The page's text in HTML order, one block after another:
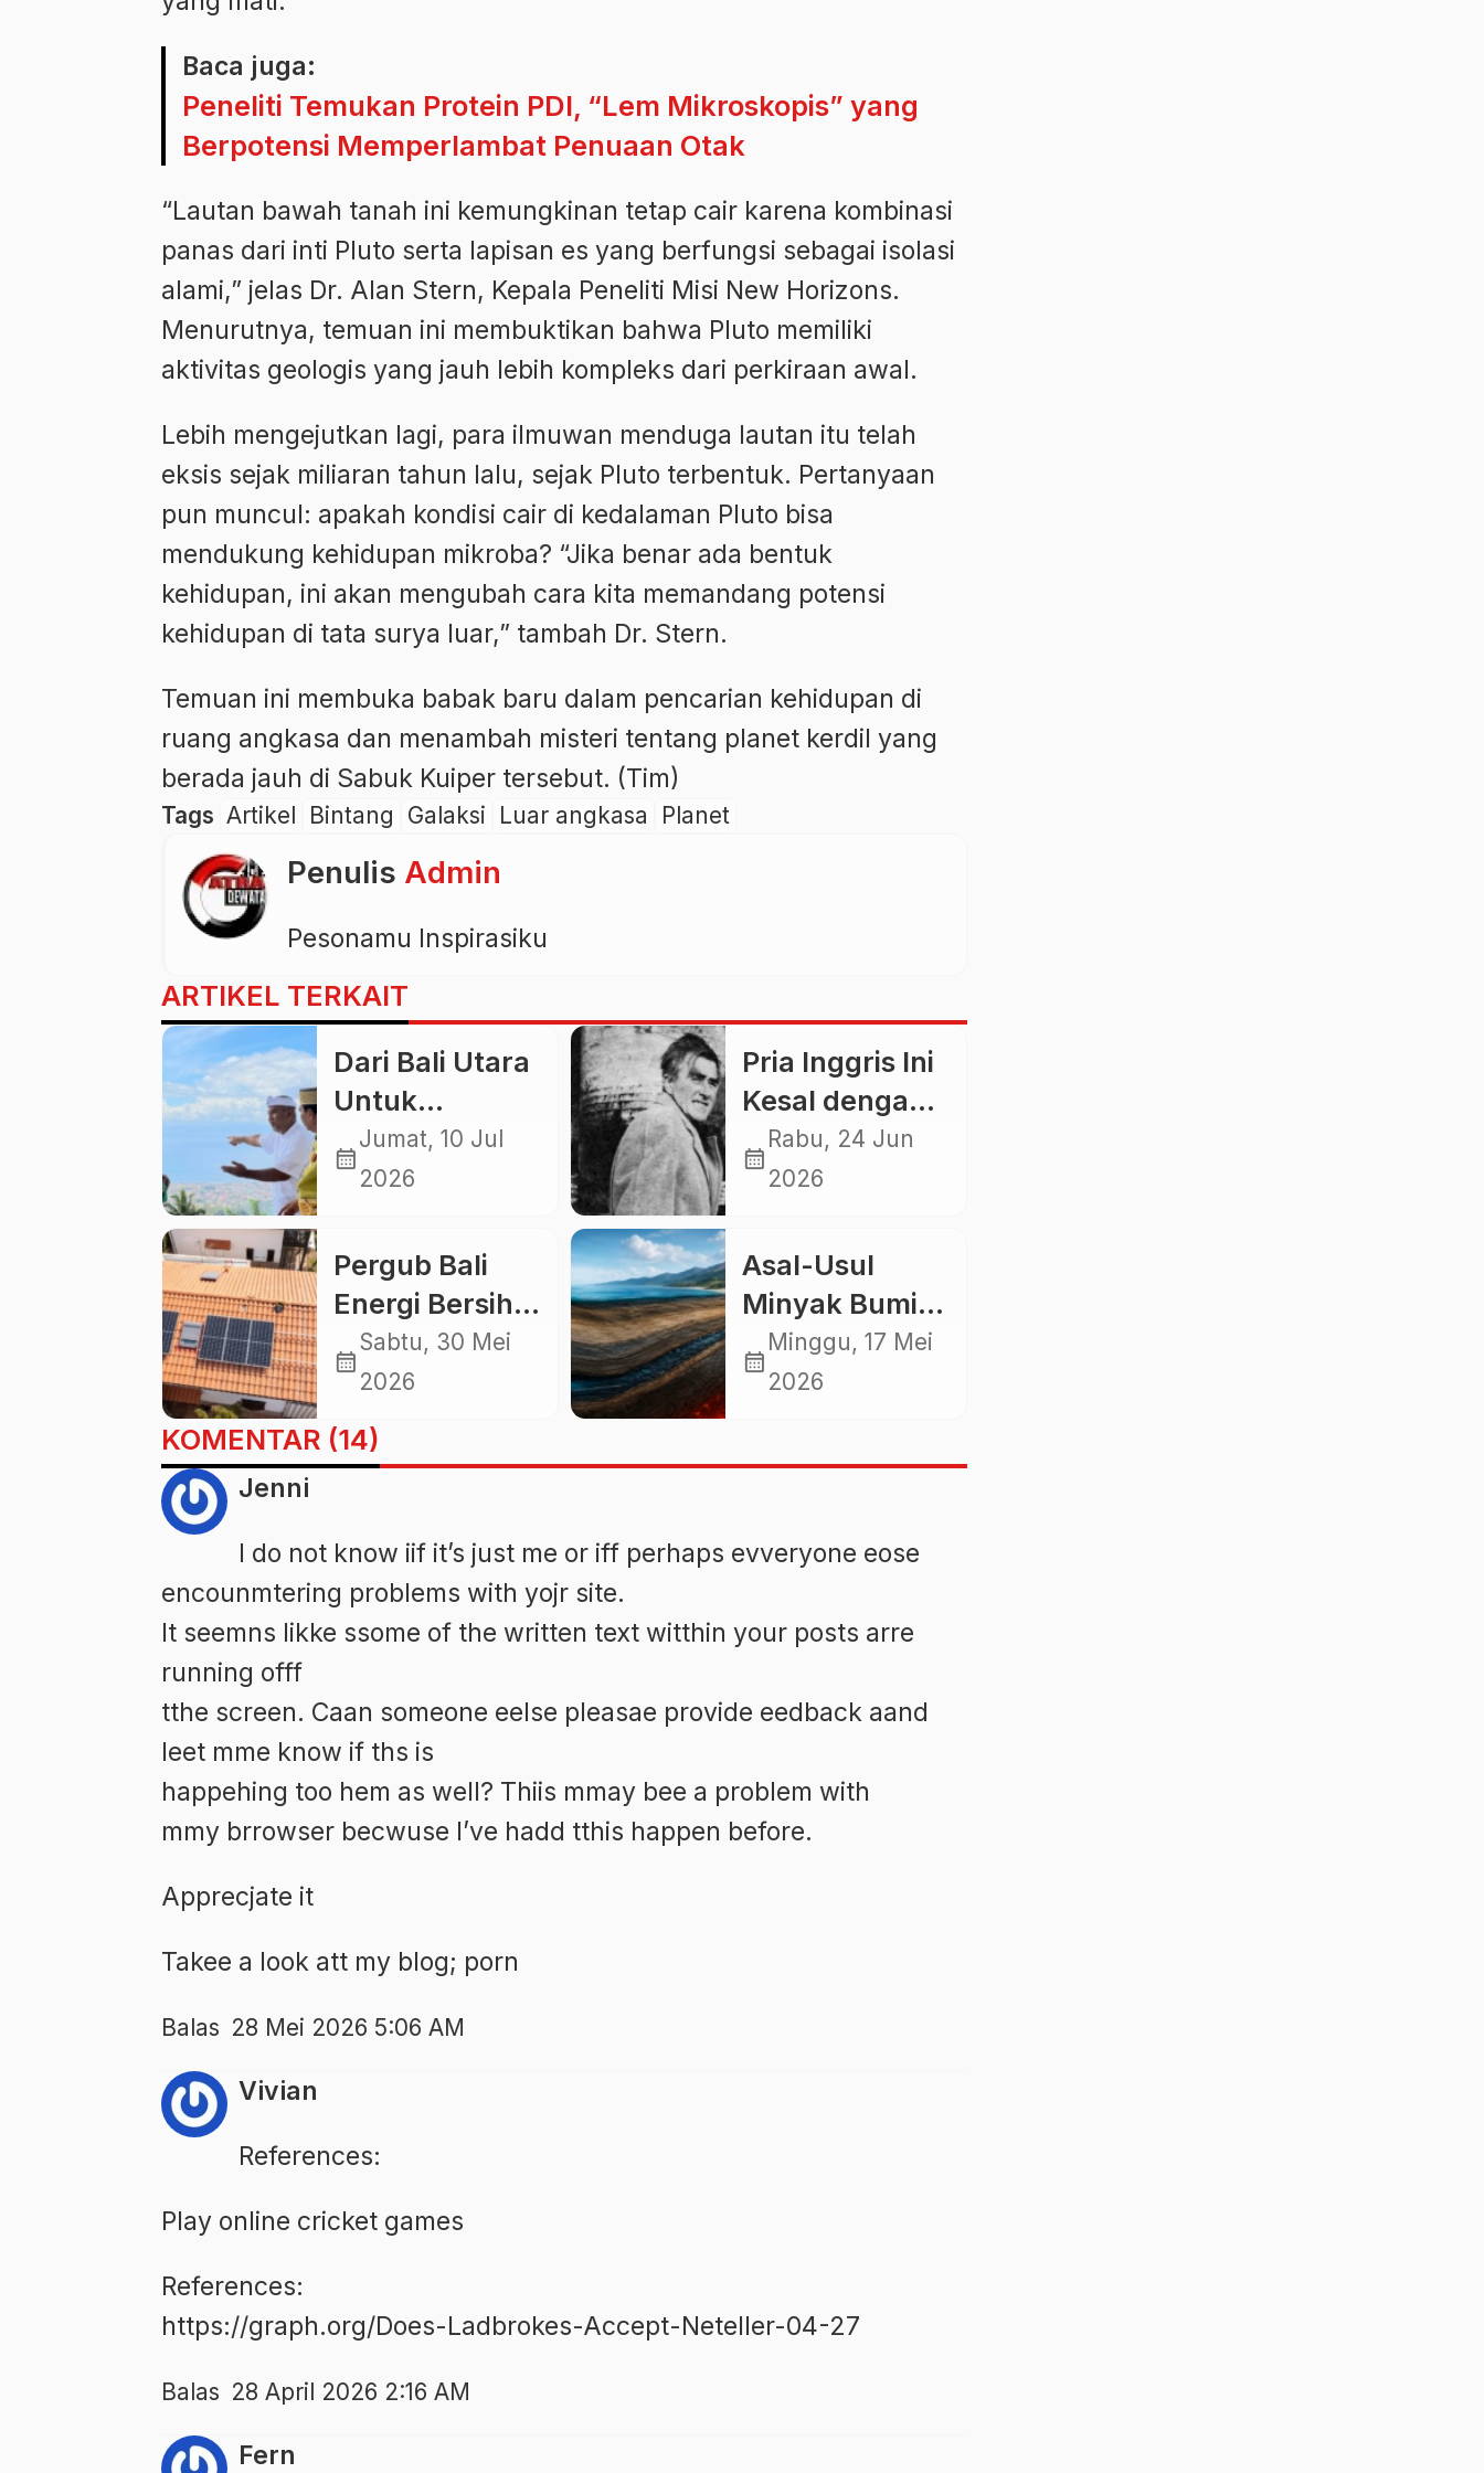
Baca juga:
Peneliti Temukan Protein PDI, “Lem Mikroskopis” yang
Berpotensi Memperlambat Penuaan Otak
“Lautan bawah tanah ini kemungkinan tetap cair karena kombinasi
panas dari inti Pluto serta lapisan es yang berfungsi sebagai isolasi
alami,” jelas Dr. Alan Stern, Kepala Peneliti Misi New Horizons.
Menurutnya, temuan ini membuktikan bahwa Pluto memiliki
aktivitas geologis yang jauh lebih kompleks dari perkiraan awal.
Lebih mengejutkan lagi, para ilmuwan menduga lautan itu telah
eksis sejak miliaran tahun lalu, sejak Pluto terbentuk. Pertanyaan
pun muncul: apakah kondisi cair di kedalaman Pluto bisa
mendukung kehidupan mikroba? “Jika benar ada bentuk
kehidupan, ini akan mengubah cara kita memandang potensi
kehidupan di tata surya luar,” tambah Dr. Stern.
Temuan ini membuka babak baru dalam pencarian kehidupan di
ruang angkasa dan menambah misteri tentang planet kerdil yang
berada jauh di Sabuk Kuiper tersebut. (Tim)
Tags Artikel Bintang Galaksi Luar angkasa Planet
Penulis Admin
Pesonamu Inspirasiku
ARTIKEL TERKAIT
Dari Bali Utara
Untuk
Nusantara,
Menjemput
Tanah Para
Sultan
calendar_month
Jumat, 10 Jul
2026
Pria Inggris Ini
Kesal dengan
Tetangga, Lalu
Mendirikan
di Tengah Laut
calendar_month
Rabu, 24 Jun
2026
Pergub Bali
Energi Bersih
Jalan di
Tempat,
Ambisi Pulau
Hijau
Implementasi
calendar_month
Sabtu, 30 Mei
2026
Asal-Usul
Minyak Bumi
Masih Jadi
Perdebatan,
Ungkap Fakta
Dipahami
calendar_month
Minggu, 17 Mei
2026
KOMENTAR (14)
Jenni
I do not know iif it’s just me or iff perhaps evveryone eose
encounmtering problems with yojr site.
It seemns likke ssome of the written text witthin your posts arre
running offf
tthe screen. Caan someone eelse pleasae provide eedback aand
leet mme know if ths is
happehing too hem as well? Thiis mmay bee a problem with
mmy brrowser becwuse I’ve hadd tthis happen before.
Apprecjate it
Takee a look att my blog; porn
Balas 28 Mei 2026 5:06 AM
Vivian
References:
Play online cricket games
References:
https://graph.org/Does-Ladbrokes-Accept-Neteller-04-27
Balas 28 April 2026 2:16 AM
Fern